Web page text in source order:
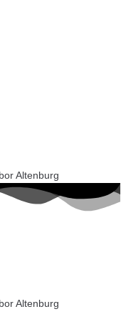
Altenburg
Altenburg